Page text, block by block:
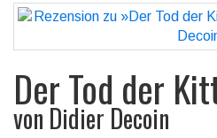
Der Tod der
von Didier Decoin